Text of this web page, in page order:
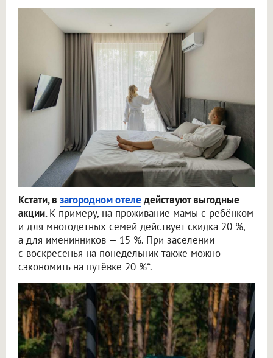
Кстати, в загородном отеле действуют выгодные
акции.К примеру, на проживание мамы с ребёнком
и для многодетных семей действует скидка 20 %,
а для именинников — 15 %. При заселении
с воскресенья на понедельник также можно
сэкономить на путёвке 20 %*.